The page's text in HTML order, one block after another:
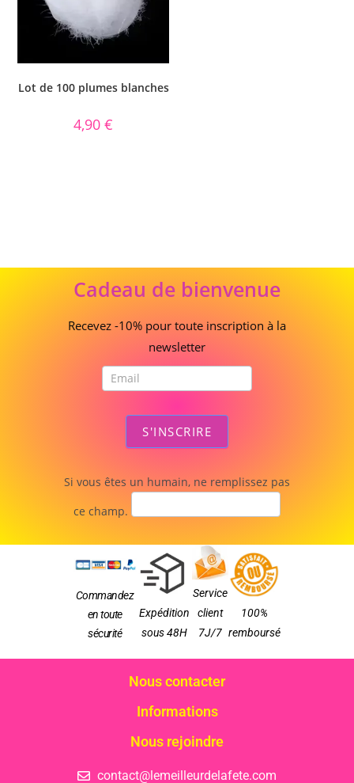
Lot de 100 plumes blanches
4,90€
deCadeau de bienvenue
Recevez -10% pour toute inscription à la
newsletter
S'INSCRIRE
Si vous êtes un humain, ne remplissez pas
ce champ.
Commandez
en toute
sécurité
Expédition
sous 48H
Service
client
7J/7
100%
remboursé
Nous contacter
Informations
Nous rejoindre
contact@lemeilleurdelafete.com